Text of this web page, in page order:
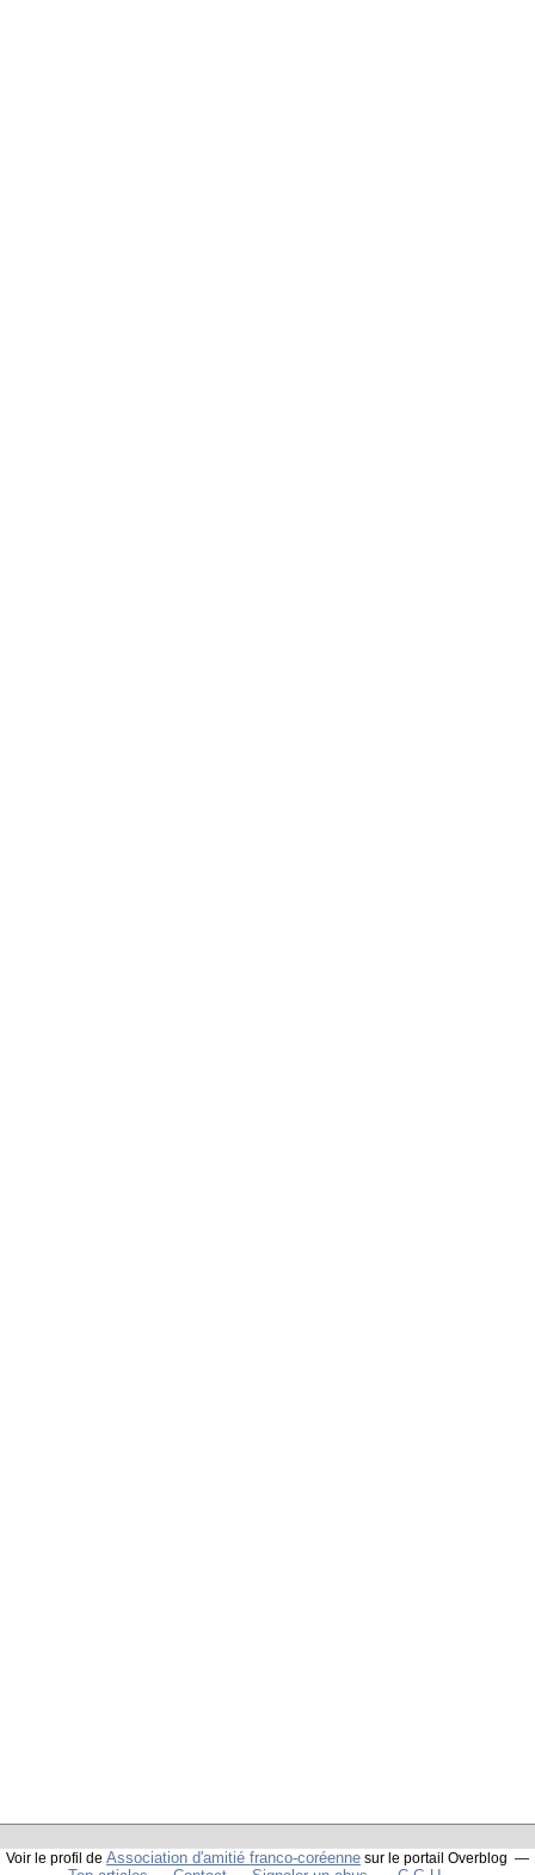
Voir le profil de Association d'amitié franco-coréenne sur le portail Overblog